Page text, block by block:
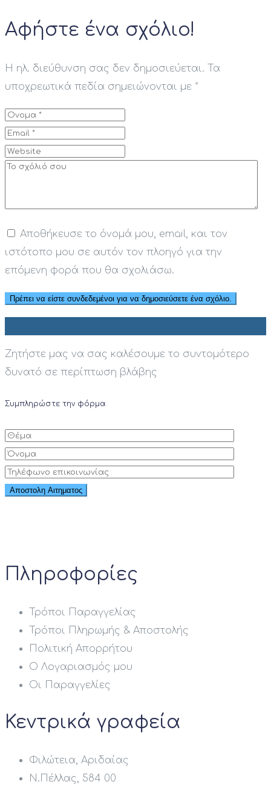
Αφήστε ένα σχόλιο!
Η ηλ. διεύθυνση σας δεν δημοσιεύεται.
Τα
υποχρεωτικά πεδία σημειώνονται με *
Αποθήκευσε το όνομά μου, email, και τον
ιστότοπο μου σε αυτόν τον πλοηγό για την
επόμενη φορά που θα σχολιάσω.
Ζητήστε μας να σας καλέσουμε το συντομότερο
δυνατό σε περίπτωση βλάβης
Συμπληρώστε την φόρμα
Πληροφορίες
Τρόποι Παραγγελίας
Τρόποι Πληρωμής & Αποστολής
Πολιτική Απορρήτου
Ο Λογαριασμός μου
Οι Παραγγελίες
Κεντρικά γραφεία
Φιλώτεια, Αριδαίας
Ν.Πέλλας, 584 00